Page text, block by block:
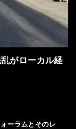
がローカル経
ーラムとそのレ